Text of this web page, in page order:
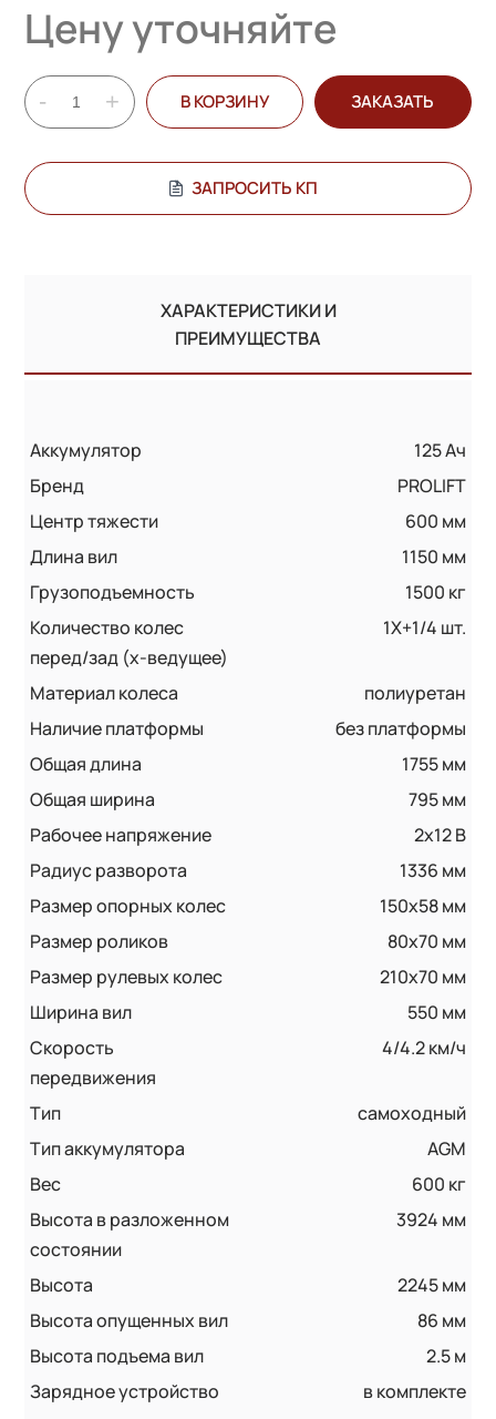
Цену уточняйте
- + В КОРЗИНУ ЗАКАЗАТЬ
ЗАПРОСИТЬ КП
ХАРАКТЕРИСТИКИ И
ПРЕИМУЩЕСТВА
Аккумулятор
125 Ач
Бренд
PROLIFT
Центр тяжести
600 мм
Длина вил
1150 мм
Грузоподъемность
1500 кг
Количество колес
перед/зад (x-ведущее)
1X+1/4 шт.
Материал колеса
полиуретан
Наличие платформы
без платформы
Общая длина
1755 мм
Общая ширина
795 мм
Рабочее напряжение
2x12 В
Радиус разворота
1336 мм
Размер опорных колес
150x58 мм
Размер роликов
80х70 мм
Размер рулевых колес
210x70 мм
Ширина вил
550 мм
Скорость
передвижения
4/4.2 км/ч
Тип
самоходный
Тип аккумулятора
AGM
Вес
600 кг
Высота в разложенном
состоянии
3924 мм
Высота
2245 мм
Высота опущенных вил
86 мм
Высота подъема вил
2.5 м
Зарядное устройство
в комплекте